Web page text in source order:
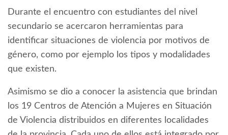
Durante el encuentro con estudiantes del nivel
secundario se acercaron herramientas para
identificar situaciones de violencia por motivos de
género, como por ejemplo los tipos y modalidades
que existen.
Asimismo se dio a conocer la asistencia que brindan
los 19 Centros de Atención a Mujeres en Situación
de Violencia distribuidos en diferentes localidades